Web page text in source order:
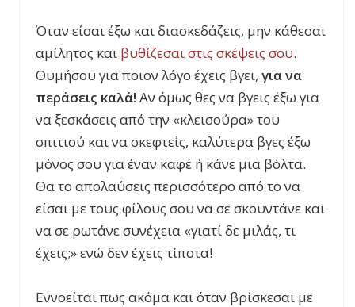
Όταν είσαι έξω και διασκεδάζεις, μην κάθεσαι
αμίλητος και βυθίζεσαι στις σκέψεις σου.
Θυμήσου για ποιον λόγο έχεις βγει, για να
περάσεις καλά! Αν όμως θες να βγεις έξω για
να ξεσκάσεις από την «κλεισούρα» του
σπιτιού και να σκεφτείς, καλύτερα βγες έξω
μόνος σου για έναν καφέ ή κάνε μια βόλτα.
Θα το απολαύσεις περισσότερο από το να
είσαι με τους φίλους σου να σε σκουντάνε και
να σε ρωτάνε συνέχεια «γιατί δε μιλάς, τι
έχεις;» ενώ δεν έχεις τίποτα!
Εννοείται πως ακόμα και όταν βρίσκεσαι με